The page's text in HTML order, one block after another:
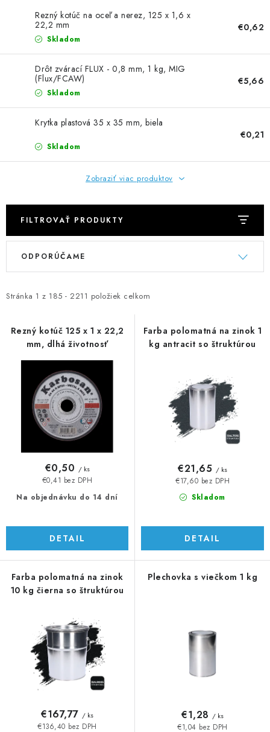
Rezný kotúč na oceľ a nerez, 125 x 1,6 x
22,2 mm
Skladom
€0,62
Drôt zvárací FLUX - 0,8 mm, 1 kg, MIG
(Flux/FCAW)
Skladom
€5,66
Krytka plastová 35 x 35 mm, biela
Skladom
€0,21
Zobraziť viac produktov
FILTROVAŤ PRODUKTY
V
i
p
Stránka 1 z 185 - 2211 položiek celkom
R
e
ODPORÚČAME
Rezný kotúč 125 x 1 x 22,2
mm, dlhá životnosť
Na objednávku do 14 dní
€0,41 bez DPH
€0,50 / ks
DETAIL
Farba polomatná na zinok 1
kg antracit so štruktúrou
Skladom
€17,60 bez DPH
€21,65 / ks
DETAIL
Farba polomatná na zinok
10 kg čierna so štruktúrou
€136,40 bez DPH
€167,77 / ks
Plechovka s viečkom 1 kg
€1,04 bez DPH
€1,28 / ks